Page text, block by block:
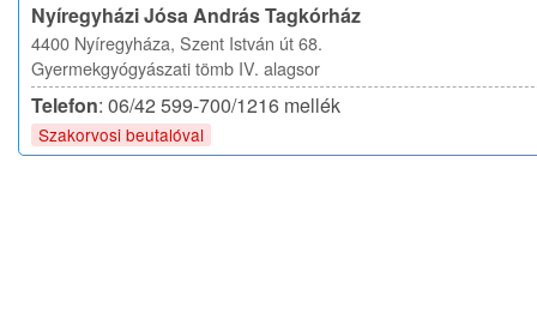
Nyíregyházi Jósa András Tagkórház
4400 Nyíregyháza, Szent István út 68.
Gyermekgyógyászati tömb IV. alagsor
Telefon: 06/42 599-700/1216 mellék
Szakorvosi beutalóval